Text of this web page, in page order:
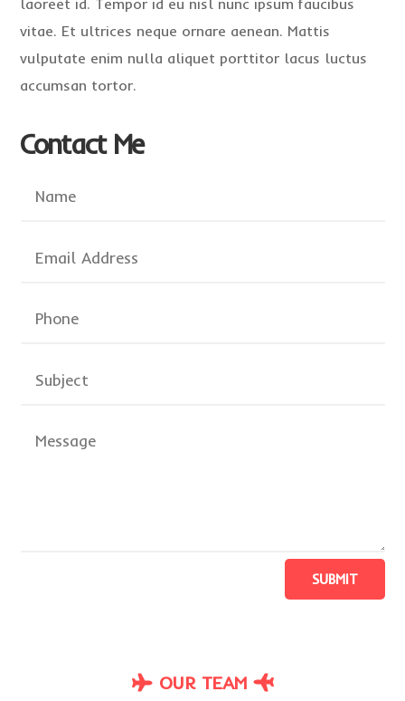
laoreet id. Tempor id eu nisl nunc ipsum faucibus
vitae. Et ultrices neque ornare aenean. Mattis
vulputate enim nulla aliquet porttitor lacus luctus
accumsan tortor.
Contact Me
SUBMIT
OUR TEAM